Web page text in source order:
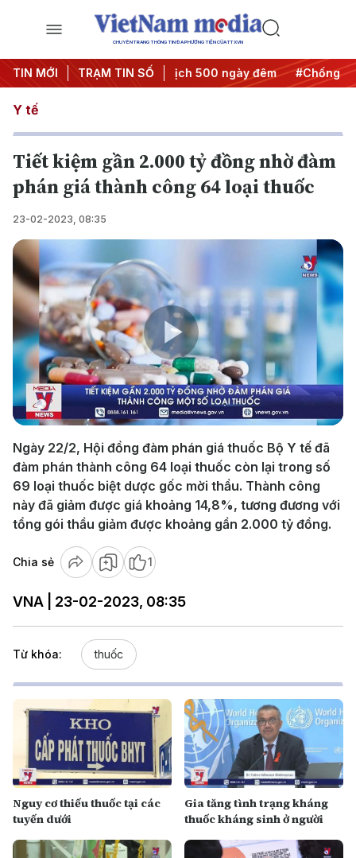
CHUYÊN TRANG THÔNG TIN ĐA PHƯƠNG TIỆN CỦA TTXVN
TIN MỚI TRẠM TIN SỐ
động #Chiến dịch 500 ngày đêm #Chống khai thác
Y tế
Tiết kiệm gần 2.000 tỷ đồng nhờ đàm
phán giá thành công 64 loại thuốc
23-02-2023, 08:35
Play
Video
Ngày 22/2, Hội đồng đàm phán giá thuốc Bộ Y tế đã
đàm phán thành công 64 loại thuốc còn lại trong số
69 loại thuốc biệt dược gốc mời thầu. Thành công
này đã giảm được giá khoảng 14,8%, tương đương với
tổng gói thầu giảm được khoảng gần 2.000 tỷ đồng.
Chia sẻ 1
VNA | 23-02-2023, 08:35
Từ khóa: thuốc
Nguy cơ thiếu thuốc tại các
tuyến dưới
Gia tăng tình trạng kháng
thuốc kháng sinh ở người